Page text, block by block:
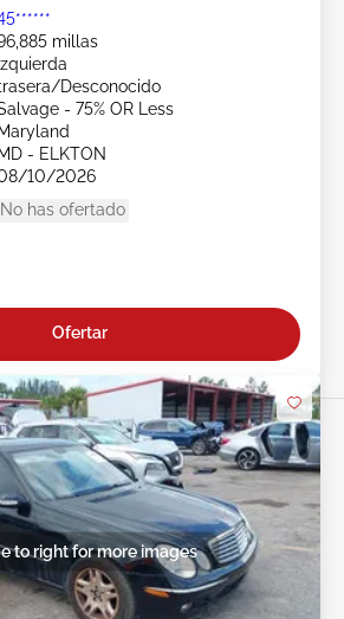
millas
Izquierda
Desconocido
- 75% OR Less
Maryland
MD - ELKTON
10/2026
No has ofertado
Ofertar
to right for more images